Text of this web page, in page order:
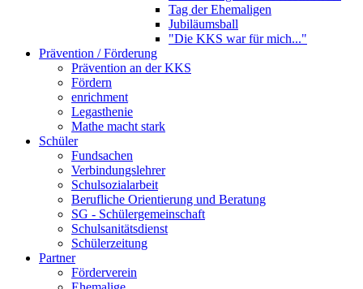
Tag der Ehemaligen
Jubiläumsball
"Die KKS war für mich..."
Prävention / Förderung
Prävention an der KKS
Fördern
enrichment
Legasthenie
Mathe macht stark
Schüler
Fundsachen
Verbindungslehrer
Schulsozialarbeit
Berufliche Orientierung und Beratung
SG - Schülergemeinschaft
Schulsanitätsdienst
Schülerzeitung
Partner
Förderverein